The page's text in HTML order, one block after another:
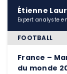
Étienne
Expert analyste
FOOTBALL
France –
du monde